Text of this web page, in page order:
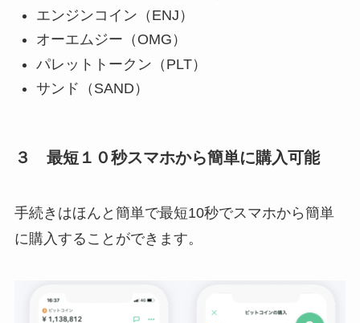
エンジンコイン（ ENJ ）
オーエムジー（ OMG ）
パレットトークン（ PLT）
サンド（ SAND ）
３ 最短１０秒スマホから簡単に購入可能
手続きはほんと簡単で最短10秒でスマホから簡単
に購入することができます。